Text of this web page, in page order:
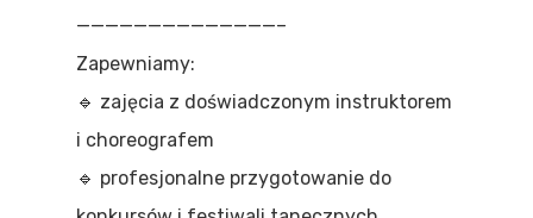
——————————————–
Zapewniamy:
🔹 zajęcia z doświadczonym instruktorem
i choreografem
🔹 profesjonalne przygotowanie do